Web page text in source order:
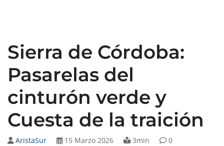
Sierra de Córdoba:
Pasarelas del
cinturón verde y
Cuesta de la traición
AristaSur 15 Marzo 2026 3min 0